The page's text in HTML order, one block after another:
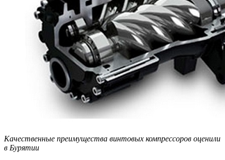
Качественные преимущества винтовых компрессоров оценили
в Бурятии